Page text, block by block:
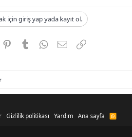
için giriş yap yada kayıt ol.
PinterestTumblrWhatsApp
E-postaLink
Gizlilik politikası Yardım Ana sayfa
R
S